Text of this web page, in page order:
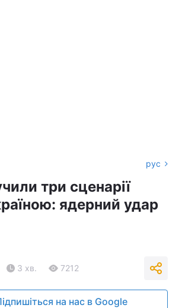
рус
три сценарії
ядерний удар
3 хв. 7212
на нас в Google